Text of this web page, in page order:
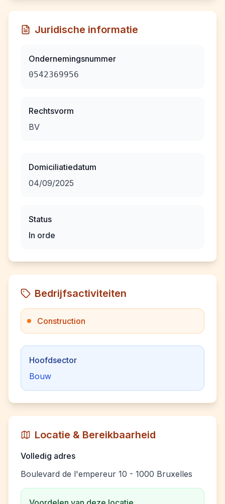
Juridische informatie
Ondernemingsnummer
0542369956
Rechtsvorm
BV
Domiciliatiedatum
04/09/2025
Status
In orde
Bedrijfsactiviteiten
Construction
Hoofdsector
Bouw
Locatie & Bereikbaarheid
Volledig adres
Boulevard de l'empereur 10 - 1000 Bruxelles